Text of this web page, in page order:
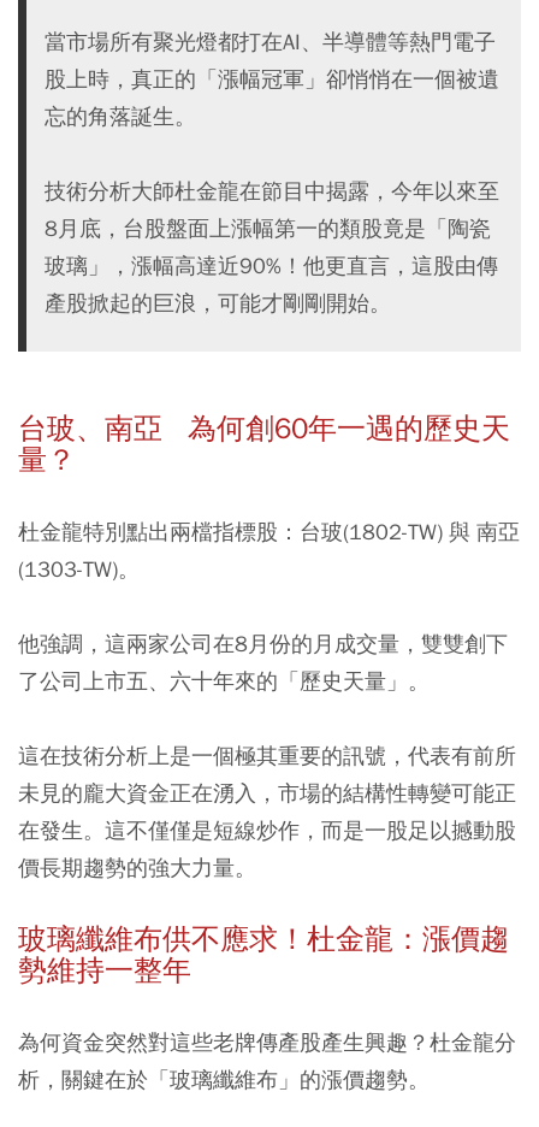
當市場所有聚光燈都打在AI、半導體等熱門電子
股上時，真正的「漲幅冠軍」卻悄悄在一個被遺
忘的角落誕生。
技術分析大師杜金龍在節目中揭露，今年以來至
8月底，台股盤面上漲幅第一的類股竟是「陶瓷
玻璃」，漲幅高達近90%！他更直言，這股由傳
產股掀起的巨浪，可能才剛剛開始。
台玻、南亞 為何創60年一遇的歷史天
量？
杜金龍特別點出兩檔指標股：台玻(1802-TW) 與 南亞
(1303-TW)。
他強調，這兩家公司在8月份的月成交量，雙雙創下
了公司上市五、六十年來的「歷史天量」。
這在技術分析上是一個極其重要的訊號，代表有前所
未見的龐大資金正在湧入，市場的結構性轉變可能正
在發生。這不僅僅是短線炒作，而是一股足以撼動股
價長期趨勢的強大力量。
玻璃纖維布供不應求！杜金龍：漲價趨
勢維持一整年
為何資金突然對這些老牌傳產股產生興趣？杜金龍分
析，關鍵在於「玻璃纖維布」的漲價趨勢。